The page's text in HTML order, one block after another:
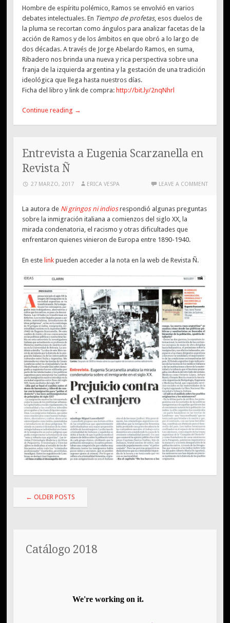
Hombre de espíritu polémico, Ramos se envolvió en varios
debates intelectuales. En Tiempo de profetas, esos duelos de
la pluma se recortan como ángulos para analizar facetas de la
acción de Ramos y de los ámbitos en que obró a lo largo de
dos décadas. A través de Jorge Abelardo Ramos, en suma,
Ribadero nos brinda una nueva y rica perspectiva sobre una
franja de la izquierda argentina y la gestación de una tradición
ideológica que llega hasta nuestros días.
Ficha del libro y link de compra:http://bit.ly/2nqNhrl
Continue reading →
Entrevista a Eugenia Scarzanella en
Revista Ñ
27 MARZO, 2017 ERICA VESPA LEAVE A COMMENT
La autora de Ni gringos ni indiosrespondió algunas preguntas
sobre la inmigración italiana a comienzos del siglo XX, la
mirada condenatoria, el racismo y otras dificultades que
enfrentaron quienes vinieron de Europa entre 1890-1940.
En estelinkpueden acceder a la nota en la web de Revista Ñ.
Post
navigation
← OLDER POSTS
Catálogo 2018